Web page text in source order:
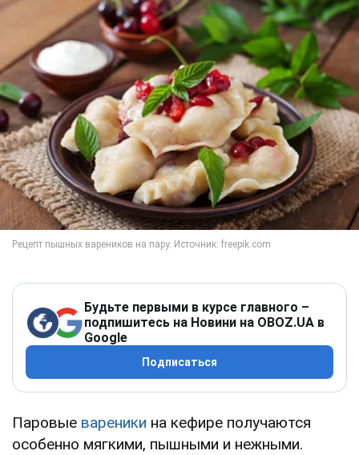
Будьте первыми в курсе главного –
подпишитесь на Новини на OBOZ.UA в
Google
Подписаться
Паровые вареники на кефире получаются
особенно мягкими, пышными и нежными.